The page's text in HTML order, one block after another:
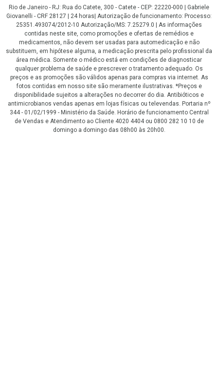
Rio de Janeiro - RJ: Rua do Catete, 300 - Catete - CEP: 22220-000 | Gabriele
Giovanelli - CRF 28127 | 24 horas| Autorização de funcionamento: Processo:
25351.493074/2012-10 Autorização/MS: 7.25279.0 | As informações
contidas neste site, como promoções e ofertas de remédios e
medicamentos, não devem ser usadas para automedicação e não
substituem, em hipótese alguma, a medicação prescrita pelo profissional da
área médica. Somente o médico está em condições de diagnosticar
qualquer problema de saúde e prescrever o tratamento adequado. Os
preços e as promoções são válidos apenas para compras via internet. As
fotos contidas em nosso site são meramente ilustrativas. *Preços e
disponibilidade sujeitos a alterações no decorrer do dia. Antibióticos e
antimicrobianos vendas apenas em lojas físicas ou televendas. Portaria nº
344 - 01/02/1999 - Ministério da Saúde. Horário de funcionamento Central
de Vendas e Atendimento ao Cliente 4020 4404 ou 0800 282 10 10 de
domingo a domingo das 08h00 às 20h00.